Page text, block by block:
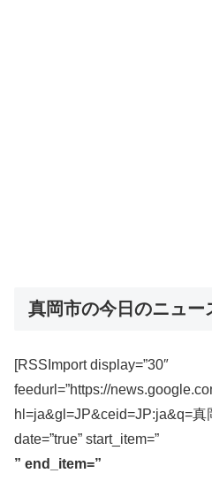
真岡市の今日のニュー
[RSSImport display=”30″
feedurl=”https://
hl=ja&gl=JP&ceid=JP:ja&q=真
date=”true” start_item=”
” end_item=”